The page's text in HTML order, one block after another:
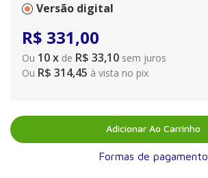
Versão digital
R$ 331,00
Ou 10x de R$ 33,10 sem juros
Ou R$ 314,45 à vista no pix
Adicionar Ao Carrinho
Formas de pagamento